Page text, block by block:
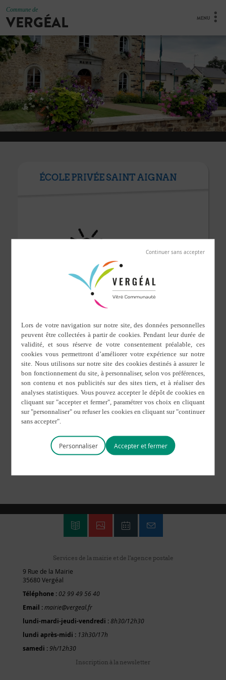
Commune de
VERGÉAL MENU
ÉCOLE PRIVÉE SAINT AIGNAN
5 novembre 2024
Pour tout renseignement, visite, inscription, veuillez
contacter la directrice Madame Marjorie GENTILHOMME
au : 02.99.49.55.59ou par mail sur l’adresse suivante :
eco35.st-aignan.vergeal@enseignement-catholique.bzh
Site internet de l’école :
https://ecolesaintaignan.toutemonecole.fr/
Services de la mairie et de l'agence postale
9 Rue de la Mairie
35680 Vergéal
Téléphone : 02 99 49 56 40
Email :mairie@vergeal.fr
lundi-mardi-jeudi-vendredi :8h30/12h30
lundi après-midi : 13h30/17h
samedi : 9h/12h30
Inscription à la newsletter
Personnaliser